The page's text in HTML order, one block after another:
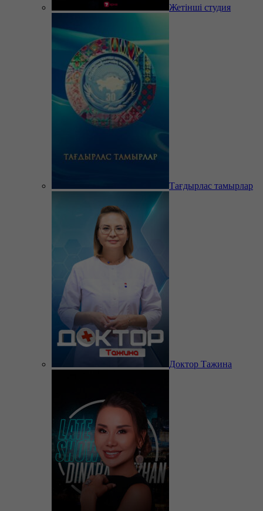
Жетінші студия
Тағдырлас тамырлар
Доктор Тажина